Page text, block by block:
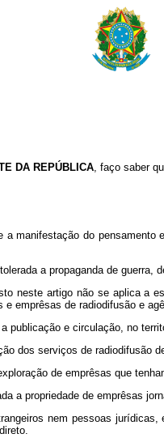
DA REPÚBLICA, faço saber
do pensamento e a
a propaganda de guerra,
artigo não se aplica a
e emprêsas de radiodifusão e
e circulação, no
serviços de radiodifusão
de emprêsas que
propriedade de emprêsas
nem pessoas jurídicas,